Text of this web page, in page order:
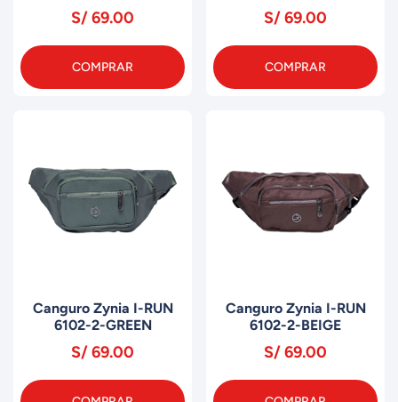
S/ 69.00
COMPRAR
S/ 69.00
COMPRAR
Canguro Zynia I-RUN
6102-2-GREEN
S/ 69.00
Canguro Zynia I-RUN
6102-2-BEIGE
S/ 69.00